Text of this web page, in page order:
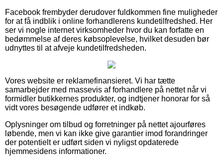
Facebook frembyder derudover fuldkommen fine muligheder
for at få indblik i online forhandlerens kundetilfredshed. Her
ser vi nogle internet virksomheder hvor du kan forfatte en
bedømmelse af deres købsoplevelse, hvilket desuden bør
udnyttes til at afveje kundetilfredsheden.
Vores website er reklamefinansieret. Vi har tætte
samarbejder med massevis af forhandlere på nettet når vi
formidler butikkernes produkter, og indtjener honorar for så
vidt vores besøgende udfører et indkøb.
Oplysninger om tilbud og forretninger på nettet ajourføres
løbende, men vi kan ikke give garantier imod forandringer
der potentielt er udført siden vi nyligst opdaterede
hjemmesidens informationer.